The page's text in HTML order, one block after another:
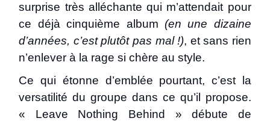
surprise très alléchante qui m’attendait pour
ce déjà cinquième album (en une dizaine
d’années, c’est plutôt pas mal !), et sans rien
n’enlever à la rage si chère au style.
Ce qui étonne d’emblée pourtant, c’est la
versatilité du groupe dans ce qu’il propose.
« Leave Nothing Behind » débute de